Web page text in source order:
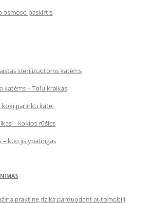
osmoso paskirtis
sterilizuotoms katėms
katėms – Tofu kraikas
kokį parinkti katei
– kokios rūšies
– kuo jis ypatingas
praktinę riziką parduodant automobilį